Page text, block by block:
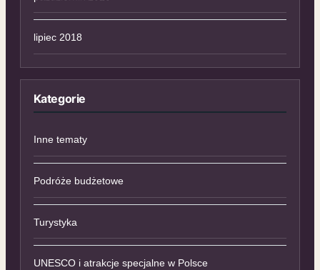
lipiec 2018
Kategorie
Inne tematy
Podróże budżetowe
Turystyka
UNESCO i atrakcje specjalne w Polsce